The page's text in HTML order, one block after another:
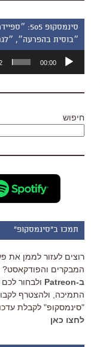
סינמסקופ
״בוסית בהפרעה״,
אודיו
00:00
חיפוש
תמכו ב"סינמסקופ"
רוצים לעזור לממן את
המבקרים והפודקאסט?
ב-Patreon
ולבחור
התמיכה, ולהצטרף
"סינמסקופ" לקבלת
לחצו כאן